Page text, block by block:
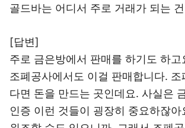
골드바는 어디서 주로 거래가 되는
[답변]
주로 금은방에서 판매를 하기도 하
조폐공사에서도 이걸 판매합니다.
다면 돈을 만드는 곳인데요. 사실은
인증 이런 것들이 굉장히 중요하잖